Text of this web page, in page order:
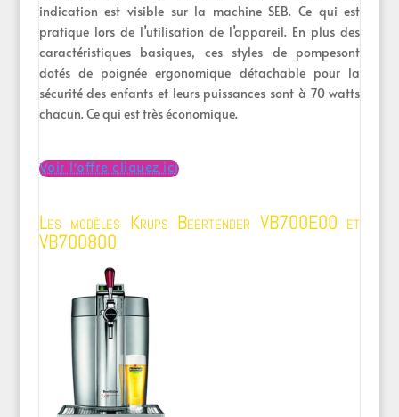
indication est visible sur la machine SEB. Ce qui est
pratique lors de l’utilisation de l’appareil. En plus des
caractéristiques basiques, ces styles de pompesont
dotés de poignée ergonomique détachable pour la
sécurité des enfants et leurs puissances sont à 70 watts
chacun. Ce qui est très économique.
Voir l’offre cliquez ici
Les modèles Krups Beertender VB700E00 et
VB700800